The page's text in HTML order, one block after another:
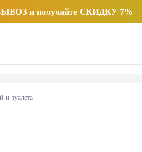
и получайте СКИДКУ 7%
и туалета